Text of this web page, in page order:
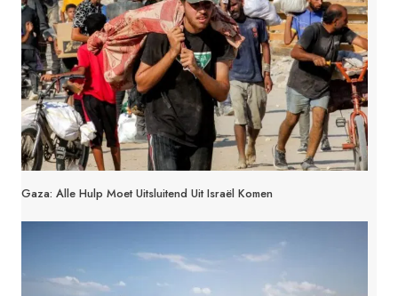
Gaza: Alle Hulp Moet Uitsluitend Uit Israël Komen